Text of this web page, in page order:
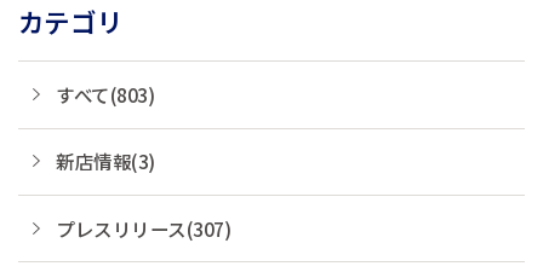
カテゴリ
すべて(803)
新店情報(3)
プレスリリース(307)